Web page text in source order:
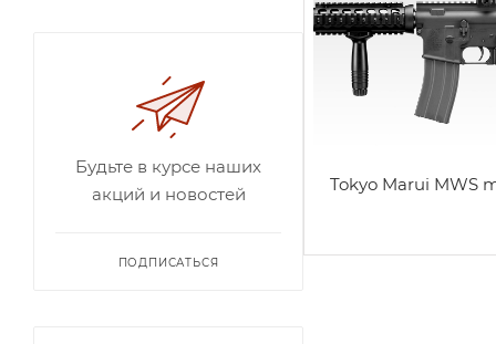
Tokyo Marui MWS
Будьте в курсе наших
акций и новостей
ПОДПИСАТЬСЯ